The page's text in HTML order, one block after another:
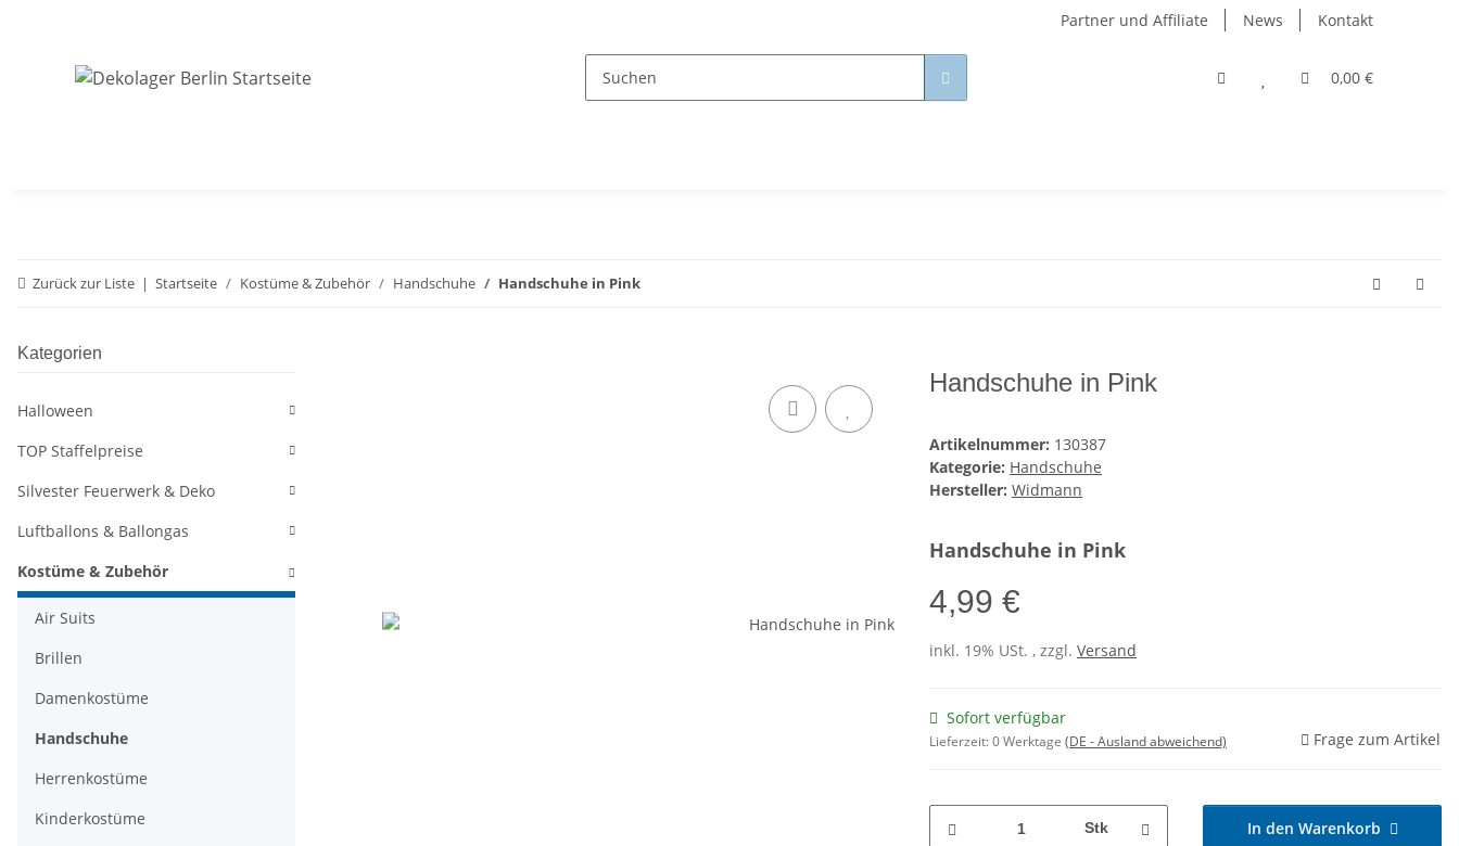
Partner und Affiliate News Kontakt
0,00 €
Zurück zur Liste Startseite Kostüme & Zubehör Handschuhe Handschuhe in Pink
Handschuhe in Pink
Artikelnummer: 130387
Kategorie: Handschuhe
Hersteller: Widmann
Handschuhe in Pink
4,99 €
inkl. 19% USt. , zzgl. Versand
Sofort verfügbar
Lieferzeit:0 Werktage (DE - Ausland abweichend) Frage zum Artikel
Stk In den Warenkorb
Kategorien
Halloween
TOP Staffelpreise
Silvester Feuerwerk & Deko
Luftballons & Ballongas
Kostüme & Zubehör
Air Suits
Brillen
Damenkostüme
Handschuhe
Herrenkostüme
Kinderkostüme